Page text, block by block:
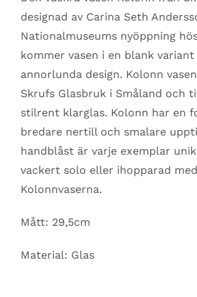
designad av Carina Seth
Nationalmuseums nyöppning
kommer vasen i en blank
annorlunda design. Kolonn
Skrufs Glasbruk i Småland och
stilrent klarglas. Kolonn har en
bredare nertill och smalare
handblåst är varje exemplar
vackert solo eller ihopparad
Kolonnvaserna.
Mått: 29,5cm
Material: Glas